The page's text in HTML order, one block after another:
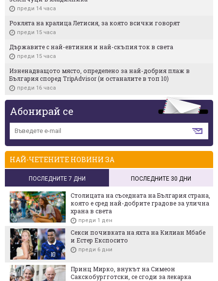
преди 14 часа
Роклята на кралица Летисия, за която всички говорят
преди 15 часа
Държавите с най-евтиния и най-скъпия ток в света
преди 15 часа
Изненадващото място, определено за най-добрия плаж в
България според TripAdvisor (и останалите в топ 10)
преди 16 часа
Абонирай се
НАЙ-ЧЕТЕНИТЕ НОВИНИ ЗА
ПОСЛЕДНИТЕ 7 ДНИ ПОСЛЕДНИТЕ 30 ДНИ
Столицата на съседната на България страна,
която е сред най-добрите градове за улична
храна в света
преди 1 ден
Секси почивката на яхта на Килиан Мбабе
и Естер Експосито
преди 6 дни
Принц Мирко, внукът на Симеон
Сакскобургготски, се сгоди за лекарка